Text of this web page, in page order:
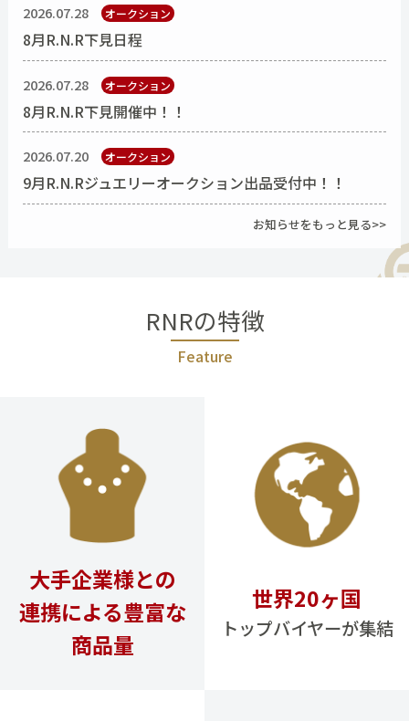
2026.07.28 オークション
8月R.N.R下見日程
2026.07.28 オークション
8月R.N.R下見開催中！！
2026.07.20 オークション
9月R.N.Rジュエリーオークション出品受付中！！
お知らせをもっと見る>>
RNRの特徴
Feature
大手企業様との
連携による豊富な
商品量
世界20ヶ国
トップバイヤーが集結